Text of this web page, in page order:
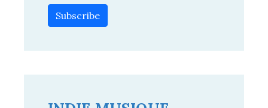
Subscribe